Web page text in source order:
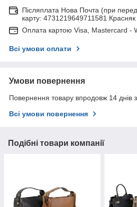
Післяплата Нова Почта (при
карту: 4731219649711581
Оплата картою Visa, Mastercard -
Всі умови оплати
Умови повернення
Повернення товару впродовж 14 днів
Всі умови повернення
Подібні товари компанії